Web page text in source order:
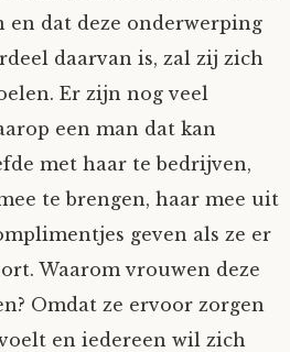
en dat deze onderwerping
daarvan is, zal zij zich
Er zijn nog veel
een man dat kan
met haar te bedrijven,
te brengen, haar mee uit
geven als ze er
Waarom vrouwen deze
Omdat ze ervoor zorgen
en iedereen wil zich